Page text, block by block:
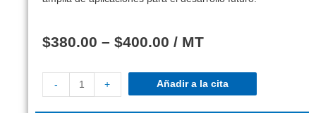
$380.00 – $400.00 / MT
- + Añadir a la cita